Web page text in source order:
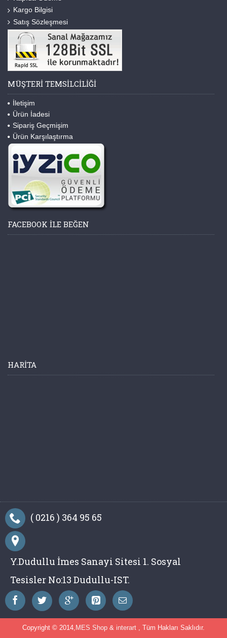
Kargo Bilgisi
Satış Sözleşmesi
MÜŞTERI TEMSILCILIĞI
İletişim
Ürün İadesi
Sipariş Geçmişim
Ürün Karşılaştırma
FACEBOOK ILE BEĞEN
HARITA
( 0216 ) 364 95 65
Y.Dudullu İmes Sanayi Sitesi 1. Sosyal
Tesisler No:13 Dudullu-IST.
Copyright © 2014, MES Shop & interart , Tüm Hakları Saklıdır.